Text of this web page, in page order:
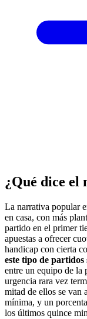
¿Qué dice el
La narrativa popular
en casa, con más
partido en el primer
apuestas a ofrecer
handicap con cierta
este tipo de partidos
entre un equipo de la
urgencia rara vez
mitad de ellos se van
mínima, y un
los últimos quince